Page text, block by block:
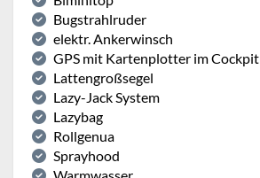
Bugstrahlruder
elektr. Ankerwinsch
GPS mit Kartenplotter im Cockpit
Lattengroßsegel
Lazy-Jack System
Lazybag
Rollgenua
Sprayhood
Warmwasser